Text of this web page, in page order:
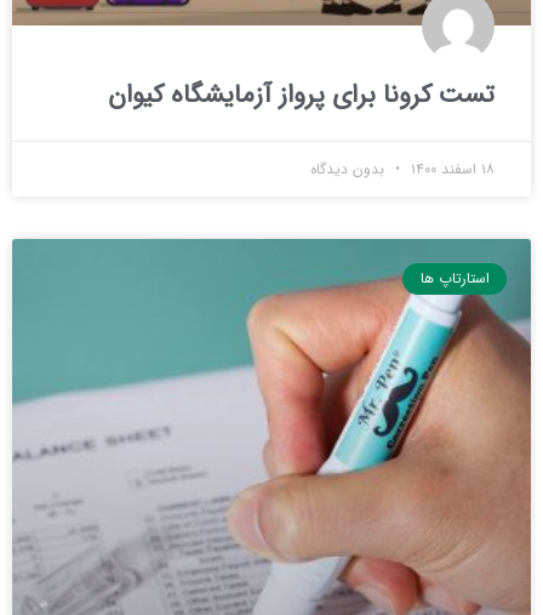
تست کرونا برای پرواز آزمایشگاه کیوان
۱۸ اسفند ۱۴۰۰ بدون دیدگاه
استارتاپ ها